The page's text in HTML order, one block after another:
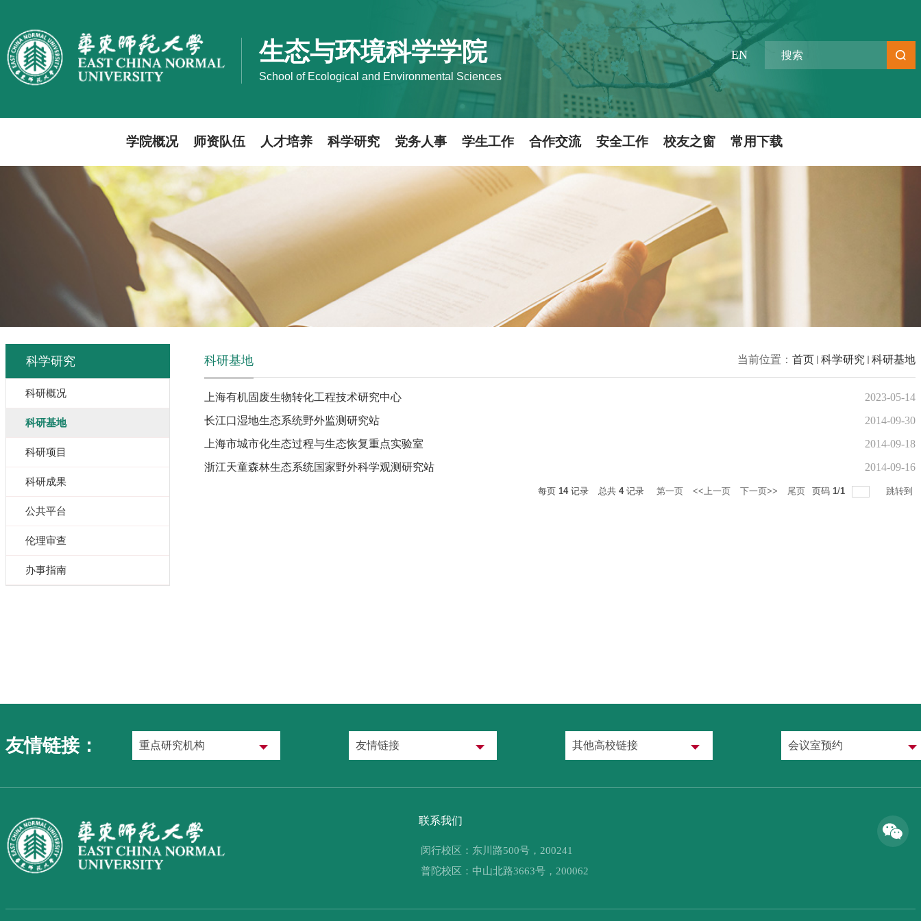
生态与环境科学学院
School of Ecological and Environmental Sciences
EN
学院概况 师资队伍 人才培养 科学研究 党务人事 学生工作 合作交流 安全工作 校友之窗 常用下载
科学研究
科研概况
科研基地
科研项目
科研成果
公共平台
伦理审查
办事指南
当前位置： 首页 科学研究 科研基地
科研基地
上海有机固废生物转化工程技术研究中心
2023-05-14
长江口湿地生态系统野外监测研究站
2014-09-30
上海市城市化生态过程与生态恢复重点实验室
2014-09-18
浙江天童森林生态系统国家野外科学观测研究站
2014-09-16
每页 14记录 总共 4记录 第一页 <<上一页 下一页>> 尾页 页码 1/1 跳转到
友情链接： 重点研究机构 友情链接 其他高校链接 会议室预约
联系我们
闵行校区：东川路500号，200241
普陀校区：中山北路3663号，200062